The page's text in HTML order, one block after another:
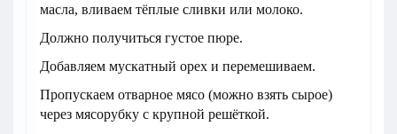
масла, вливаем тёплые сливки или молоко.
Должно получиться густое пюре.
Добавляем мускатный орех и перемешиваем.
Пропускаем отварное мясо (можно взять сырое)
через мясорубку с крупной решёткой.